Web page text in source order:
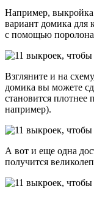
Например, выкройка
вариант домика для
с помощью
Взгляните и на
домика вы можете
становится плотнее
например).
А вот и еще одна
получится